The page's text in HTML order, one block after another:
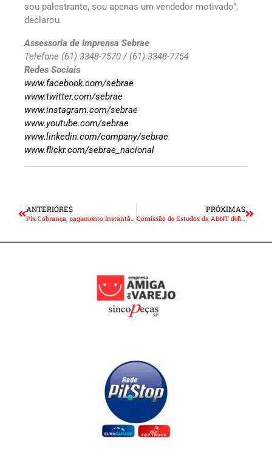
sou palestrante, sou apenas um vendedor motivado”,
declarou.
Assessoria de Imprensa Sebrae
Telefone (61) 3348-7570 / (61) 3348-7754
Redes Sociais
www.facebook.com/sebrae
www.twitter.com/sebrae
www.instagram.com/sebrae
www.youtube.com/sebrae
www.linkedin.com/company/sebrae
www.flickr.com/sebrae_nacional
ANTERIORES
Pix Cobrança, pagamento instantâneo que substituirá boletos, começa a funcionar
PRÓXIMAS
Comissão de Estudos da ABNT define competências para vendedor de autopeças